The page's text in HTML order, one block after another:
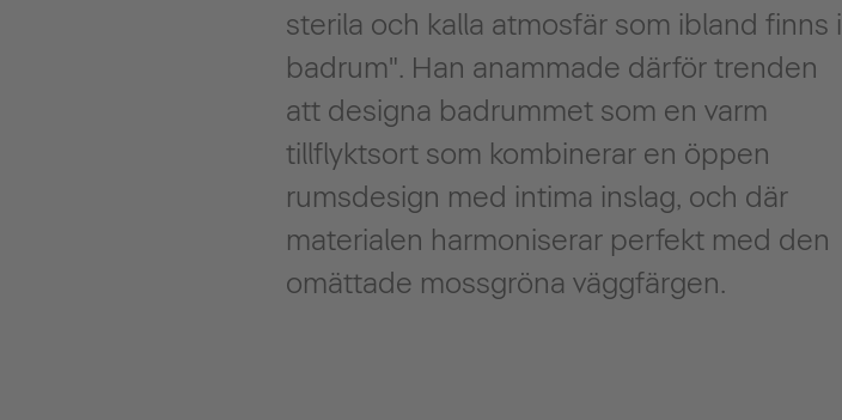
sterila och kalla atmosfär som ibland finns i
badrum". Han anammade därför trenden
att designa badrummet som en varm
tillflyktsort som kombinerar en öppen
rumsdesign med intima inslag, och där
materialen harmoniserar perfekt med den
omättade mossgröna väggfärgen.